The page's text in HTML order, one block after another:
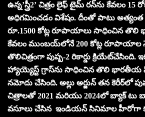
ఉన్న’స్త్రీ2’ చిత్రం లైఫ్‌ టైమ్‌ రన్‌ను కేవలం 15
అధిగమించడం విశేషం. దీంతో పాటు అత్యంత
రూ.1500 కోట్ల రూపాయాలు సాధించిన తొలి
కేవలం ముంబయ్‌లోనే 200 కోట్ల రూపాయాల
తొలిచిత్రంగా పుష్ప-2 రికార్డు క్రియేట్‌చేసింది.
హ్యాయ్యెస్ట్‌ గ్రాస్‌ను సాధించిన తొలి భారతీయ
నమోదు చేసింది. అల్లు అర్జున్‌ తన కెరీర్‌లో
చిత్రాలతో 2021 మరియు 2024లో బ్యాక్‌ టు
వసూలు చేసిన ఇండియన్‌ సినిమాల హీరోగా